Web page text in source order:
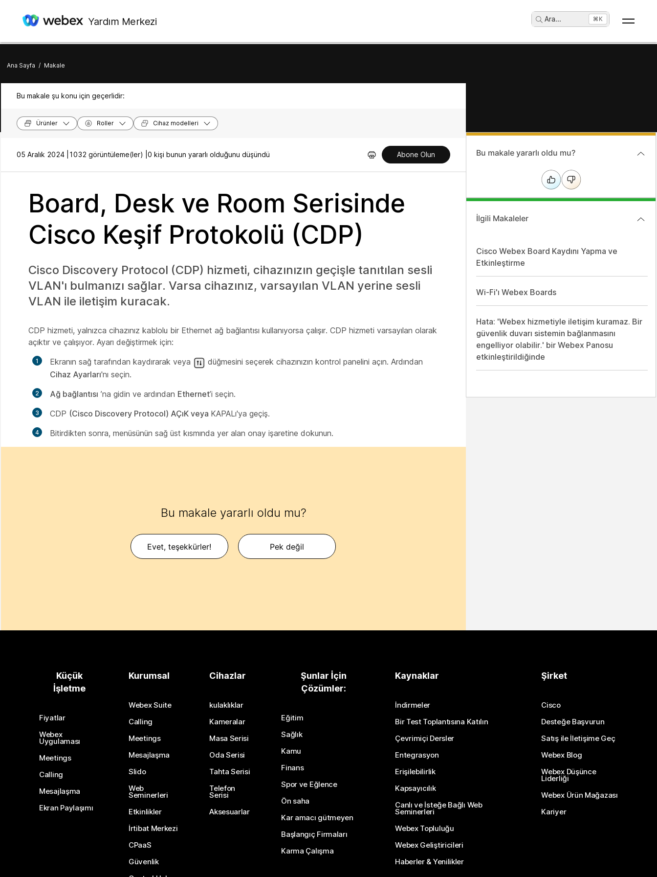
Yardım Merkezi Ara... ⌘K
Ana Sayfa / Makale
Bu makale şu konu için geçerlidir:
Ürünler Roller Cihaz modelleri
05 Aralık 2024 | 1032 görüntüleme(ler) | 0 kişi bunun yararlı olduğunu düşündü Abone Olun
Board, Desk ve Room Serisinde
Cisco Keşif Protokolü (CDP)
Cisco Discovery Protocol (CDP) hizmeti, cihazınızın geçişle tanıtılan sesli
VLAN'ı bulmanızı sağlar. Varsa cihazınız, varsayılan VLAN yerine sesli
VLAN ile iletişim kuracak.
CDP hizmeti, yalnızca cihazınız kablolu bir Ethernet ağ bağlantısı kullanıyorsa çalışır. CDP hizmeti varsayılan olarak
açıktır ve çalışıyor. Ayarı değiştirmek için:
Ekranın sağ tarafından kaydırarak veya
düğmesini seçerek cihazınızın kontrol panelini açın. Ardından
Cihaz Ayarları'nı seçin.
Ağ bağlantısı ’na gidin ve ardından Ethernet’i seçin.
CDP (Cisco Discovery Protocol) AÇıK veya KAPALı'ya geçiş.
Bitirdikten sonra, menüsünün sağ üst kısmında yer alan onay işaretine dokunun.
Bu makale yararlı oldu mu?
Evet, teşekkürler! Pek değil
Bu makale yararlı oldu mu?
İlgili Makaleler
Cisco Webex Board Kaydını Yapma ve
Etkinleştirme
Wi-Fi'ı Webex Boards
Hata: 'Webex hizmetiyle iletişim kuramaz. Bir
güvenlik duvarı sistemin bağlanmasını
engelliyor olabilir.' bir Webex Panosu
etkinleştirildiğinde
Küçük
İşletme
Fiyatlar
Webex
Uygulaması
Meetings
Calling
Mesajlaşma
Ekran Paylaşımı
Kurumsal
Webex Suite
Calling
Meetings
Mesajlaşma
Slido
Web
Seminerleri
Etkinlikler
İrtibat Merkezi
CPaaS
Güvenlik
Cihazlar
kulaklıklar
Kameralar
Masa Serisi
Oda Serisi
Tahta Serisi
Telefon
Serisi
Aksesuarlar
Şunlar İçin
Çözümler:
Eğitim
Sağlık
Kamu
Finans
Spor ve Eğlence
Ön saha
Kar amacı gütmeyen
Başlangıç Firmaları
Karma Çalışma
Kaynaklar
İndirmeler
Bir Test Toplantısına Katılın
Çevrimiçi Dersler
Entegrasyon
Erişilebilirlik
Kapsayıcılık
Canlı ve İsteğe Bağlı Web
Seminerleri
Webex Topluluğu
Webex Geliştiricileri
Haberler & Yenilikler
Şirket
Cisco
Desteğe Başvurun
Satış ile İletişime Geç
Webex Blog
Webex Düşünce
Liderliği
Webex Ürün Mağazası
Kariyer